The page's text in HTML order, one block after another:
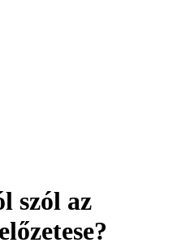
szól az